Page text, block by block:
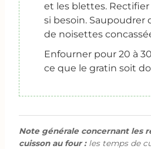
et les blettes. Rectifier
si besoin. Saupoudrer
de noisettes
Enfourner pour 20 à
ce que le gratin soit
Note générale concernant les
cuisson au four :les temps de